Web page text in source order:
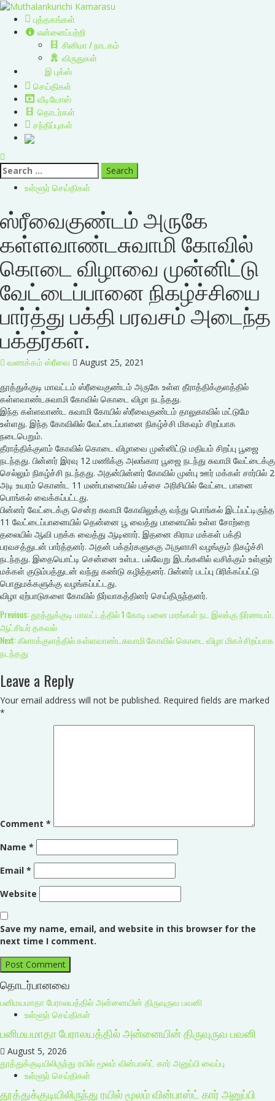
Skip
content
Primary
Menu
புத்தகங்கள்
என்னைப்பற்றி
சினிமா / நாடகம்
விருதுகள்
இ புக்ஸ்
செய்திகள்
வீடியோஸ்
தொடர்கள்
சந்திப்புகள்
Search
for:
உள்ளூர் செய்திகள்
ஸ்ரீவைகுண்டம் அருகே
கள்ளவாண்டசுவாமி கோவில்
கொடை விழாவை முன்னிட்டு
வேட்டைப்பானை நிகழ்ச்சியை
பார்த்து பக்தி பரவசம் அடைந்த
பக்தர்கள்.
வணக்கம் ஸ்ரீவை August 25, 2021
தூத்துக்குடி மாவட்டம் ஸ்ரீவைகுண்டம் அருகே உள்ள தீராத்திக்குளத்தில்
கள்ளவாண்டசுவாமி கோவில் கொடை விழா நடந்தது.
இந்த கள்ளவாண்ட சுவாமி கோயில் ஸ்ரீவைகுண்டம் தாலுகாவில் மட்டுமே
உள்ளது. இந்த கோவிலில் வேட்டைப்பானை நிகழ்ச்சி மிகவும் சிறப்பாக
நடைபெறும்.
தீராத்திக்குளம் கோவில் கொடை விழாவை முன்னிட்டு மதியம் சிறப்பு பூஜை
நடந்தது. பின்னர் இரவு 12 மணிக்கு அலங்கார பூஜை நடந்து சுவாமி வேட்டைக்கு
செல்லும் நிகழ்ச்சி நடந்தது. அதன்பின்னர் கோவில் முன்பு ஊர் மக்கள் சார்பில் 2
அடி உயரம் கொண்ட 11 மண்பானையில் பச்சை அரிசியில் வேட்டை பானை
பொங்கல் வைக்கப்பட்டது.
பின்னர் வேட்டைக்கு சென்ற சுவாமி கோவிலுக்கு வந்து பொங்கல் இடப்பட்டிருந்த
11 வேட்டைப்பானையில் தென்னை பூ வைத்து பானையில் உள்ள சோற்றை
தலையில் ஆவி பறக்க வைத்து ஆடினார். இதனை கிராம மக்கள் பக்தி
பரவசத்துடன் பார்த்தனர். அதன் பக்தர்களுககு அருளாசி வழங்கும் நிகழ்ச்சி
நடந்தது. இதையொட்டி சென்னை உள்பட பல்வேறு இடங்களில் வசிக்கும் உள்ளுர்
மக்கள் குடும்பத்துடன் வந்து கண்டு கழித்தனர். பின்னர் படப்பு பிரிக்கப்பட்டு
பொதுமக்களுக்கு வழங்கப்பட்டது.
விழா ஏற்பாடுகளை கோவில் நிர்வாகத்தினர் செய்திருந்தனர்.
Continue
Reading
Previous:தூத்துக்குடி மாவட்டத்தில் 1 கோடி பனை மரங்கள் நட இலக்கு நிர்ணயம்.
ஆட்சியர் தகவல்
Next:கிளாக்குளத்தில் கள்ளவாண்டசுவாமி கோவில் கொடை விழா மிகச்சிறப்பாக
நடந்தது
Leave a Reply
Your email address will not be published. Required fields are marked
*
Comment *
Name *
Email *
Website
Save my name, email, and website in this browser for the
next time I comment.
தொடர்பானவை
பனிமயமாதா பேராலயத்தில் அன்னையின் திருவுருவ பவனி
உள்ளூர் செய்திகள்
பனிமயமாதா பேராலயத்தில் அன்னையின் திருவுருவ பவனி
August 5, 2026
தூத்துக்குடியிலிருந்து ரயில் மூலம் வின்பாஸ்ட் கார் அனுப்பி வைப்பு
உள்ளூர் செய்திகள்
தூத்துக்குடியிலிருந்து ரயில் மூலம் வின்பாஸ்ட் கார் அனுப்பி